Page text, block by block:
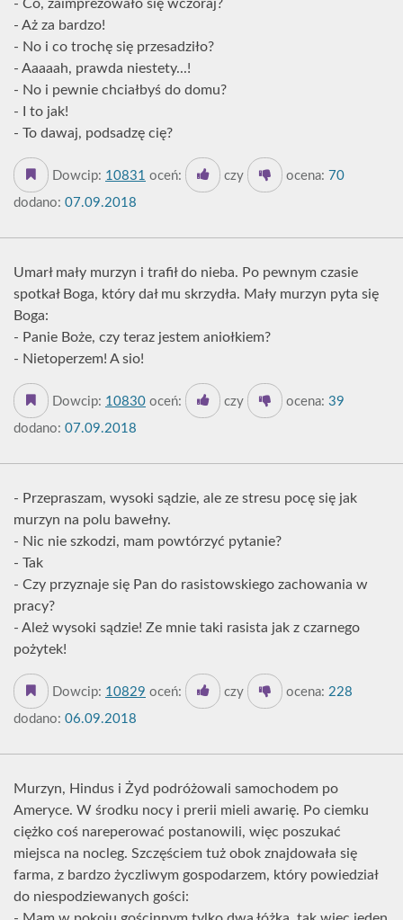
- Co, zaimprezowało się wczoraj?
- Aż za bardzo!
- No i co trochę się przesadziło?
- Aaaaah, prawda niestety...!
- No i pewnie chciałbyś do domu?
- I to jak!
- To dawaj, podsadzę cię?
Dowcip: 10831 oceń: czy ocena: 70
dodano: 07.09.2018
Umarł mały murzyn i trafił do nieba. Po pewnym czasie
spotkał Boga, który dał mu skrzydła. Mały murzyn pyta się
Boga:
- Panie Boże, czy teraz jestem aniołkiem?
- Nietoperzem! A sio!
Dowcip: 10830 oceń: czy ocena: 39
dodano: 07.09.2018
- Przepraszam, wysoki sądzie, ale ze stresu pocę się jak
murzyn na polu bawełny.
- Nic nie szkodzi, mam powtórzyć pytanie?
- Tak
- Czy przyznaje się Pan do rasistowskiego zachowania w
pracy?
- Ależ wysoki sądzie! Ze mnie taki rasista jak z czarnego
pożytek!
Dowcip: 10829 oceń: czy ocena: 228
dodano: 06.09.2018
Murzyn, Hindus i Żyd podróżowali samochodem po
Ameryce. W środku nocy i prerii mieli awarię. Po ciemku
ciężko coś nareperować postanowili, więc poszukać
miejsca na nocleg. Szczęściem tuż obok znajdowała się
farma, z bardzo życzliwym gospodarzem, który powiedział
do niespodziewanych gości: